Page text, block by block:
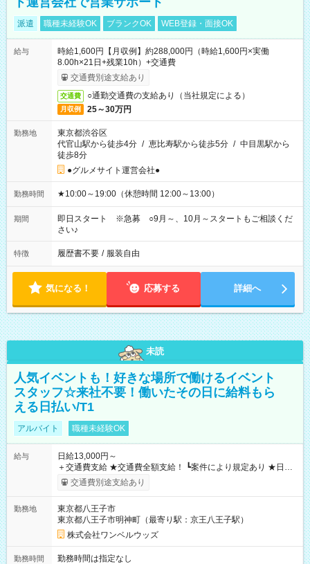
派遣 職種未経験OK ブランクOK WEB登録・面接OK
給与
時給1,600円【月収例】約288,000円（時給1,600円×実働
8.00h×21日+残業10h）+交通費
交通費別途支給あり
交通費 ○通勤交通費の支給あり（当社規定による）
月収例 25～30万円
勤務地
東京都渋谷区
代官山駅から徒歩4分 / 恵比寿駅から徒歩5分 / 中目黒駅から
徒歩8分
●グルメサイト運営会社●
勤務時間 ★10:00～19:00（休憩時間 12:00～13:00）
期間
即日スタート ※急募 ○9月～、10月～スタートもご相談くだ
さい♪
特徴 履歴書不要 / 服装自由
気になる！ 応募する 詳細へ
未読
人気イベントも！好きな場所で働けるイベント
スタッフ☆来社不要！働いたその日に給料もら
える日払い/T1
アルバイト 職種未経験OK
給与
日給13,000円～
＋交通費支給 ★交通費全額支給！ ┗案件により規定あり ★日払
いOK！（規定あり） ┗働いたその日に現金GET♪ お仕事後はコ
ンビニATMから 日払い分を引き落とせます！ 【試用期間】試
交通費別途支給あり
勤務地
東京都八王子市
東京都八王子市明神町（最寄り駅：京王八王子駅）
株式会社ワンベルウッズ
勤務時間
勤務時間は指定なし